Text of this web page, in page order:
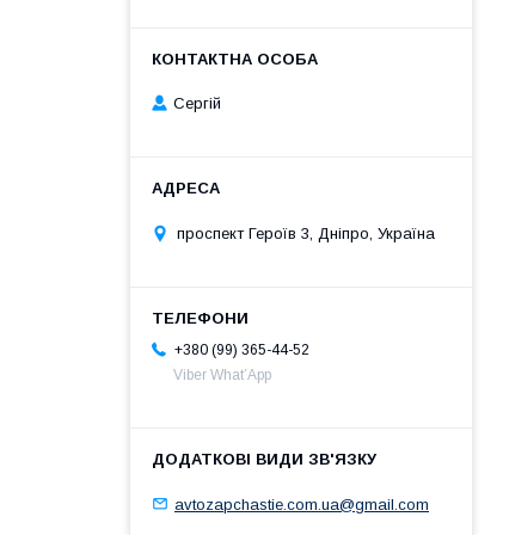
Сергій
проспект Героїв 3, Дніпро, Україна
+380 (99) 365-44-52
Viber What’App
avtozapchastie.com.ua@gmail.com